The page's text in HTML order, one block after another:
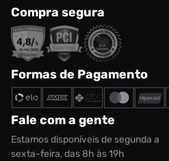
Compra segura
Formas de Pagamento
Fale com a gente
Estamos disponíveis de segunda a
sexta-feira, das 8h às 19h